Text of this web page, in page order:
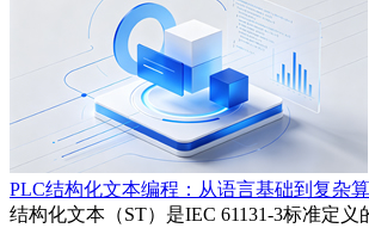
PLC结构化文本编程：从语言基础到复杂
结构化文本（ST）是IEC 61131-3标准定义